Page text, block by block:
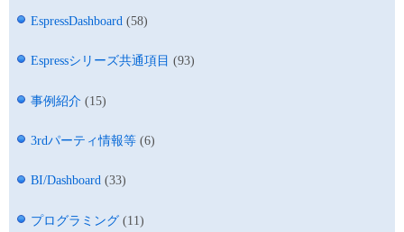
EspressDashboard (58)
Espressシリーズ共通項目 (93)
事例紹介 (15)
3rdパーティ情報等 (6)
BI/Dashboard (33)
プログラミング (11)